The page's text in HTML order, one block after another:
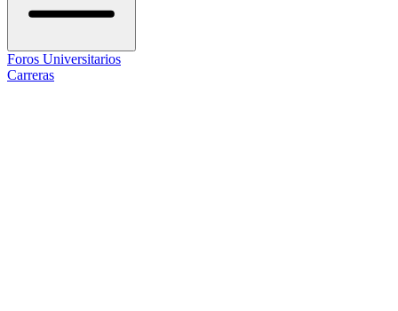
Foros Universitarios
Carreras